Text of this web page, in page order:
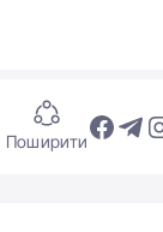
Поширити